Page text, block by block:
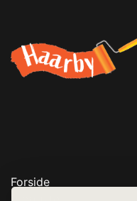
Forside